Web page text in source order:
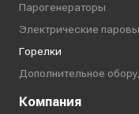
Парогенераторы
Электрические
Горелки
Дополнительное
Компания